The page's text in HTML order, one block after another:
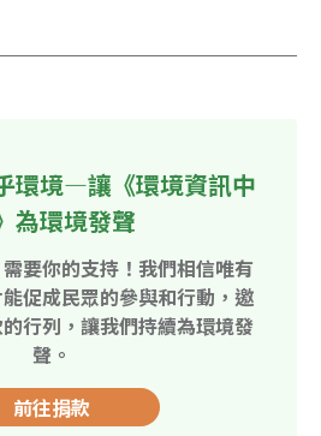
環境—讓《環境資訊中
為環境發聲
需要你的支持！我們相信唯有
促成民眾的參與和行動，邀
行列，讓我們持續為環境發
聲。
前往捐款